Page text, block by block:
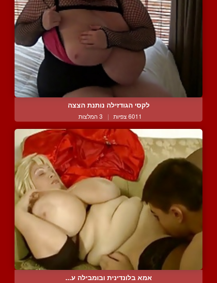
לקסי הגודזילה נותנת הצצה
6011 צפיות | 3 המלצות
אמא בלונדינית ובומבילה ע...